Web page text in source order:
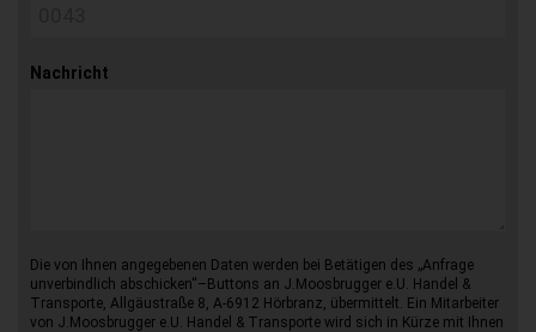
Nachricht
Die von Ihnen angegebenen Daten werden bei Betätigen des „Anfrage
unverbindlich abschicken“–Buttons an J.Moosbrugger e.U. Handel &
Transporte, Allgäustraße 8, A-6912 Hörbranz, übermittelt. Ein Mitarbeiter
von J.Moosbrugger e.U. Handel & Transporte wird sich in Kürze mit Ihnen